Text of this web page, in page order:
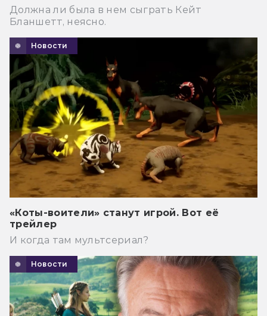
Должна ли была в нем сыграть Кейт
Бланшетт, неясно.
Новости
«Коты-воители» станут игрой. Вот её
трейлер
И когда там мультсериал?
Новости